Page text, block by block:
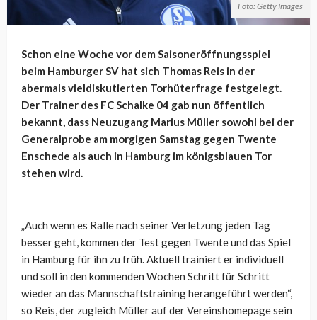
Foto: Getty Images
Schon eine Woche vor dem Saisoneröffnungsspiel
beim Hamburger SV hat sich Thomas Reis in der
abermals vieldiskutierten Torhüterfrage festgelegt.
Der Trainer des FC Schalke 04 gab nun öffentlich
bekannt, dass Neuzugang Marius Müller sowohl bei der
Generalprobe am morgigen Samstag gegen Twente
Enschede als auch in Hamburg im königsblauen Tor
stehen wird.
„Auch wenn es Ralle nach seiner Verletzung jeden Tag
besser geht, kommen der Test gegen Twente und das Spiel
in Hamburg für ihn zu früh. Aktuell trainiert er individuell
und soll in den kommenden Wochen Schritt für Schritt
wieder an das Mannschaftstraining herangeführt werden“,
so Reis, der zugleich Müller auf der Vereinshomepage sein